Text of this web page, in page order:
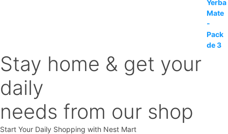
Stay home & get your
daily
needs from our shop
Start Your Daily Shopping with Nest Mart